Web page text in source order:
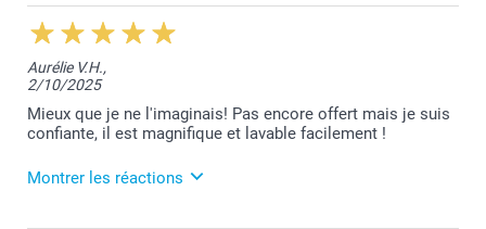
Aurélie V.H.,
2/10/2025
Mieux que je ne l'imaginais! Pas encore offert mais je suis
confiante, il est magnifique et lavable facilement !
Montrer les réactions